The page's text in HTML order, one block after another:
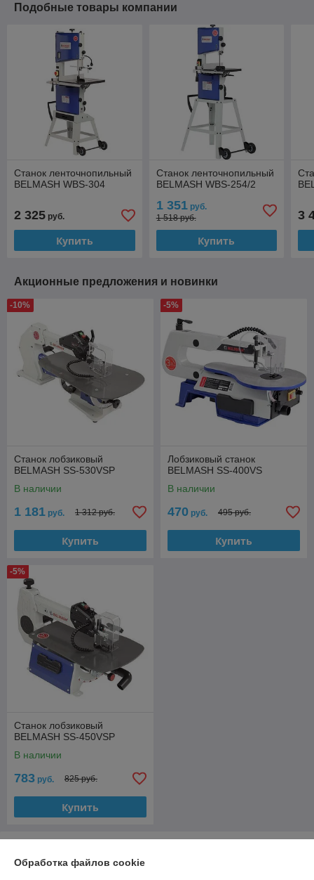
Подобные товары компании
Станок ленточнопильный
BELMASH WBS-304
2 325 руб.
Купить
Станок ленточнопильный
BELMASH WBS-254/2
1 351руб.
1 518 руб.
Купить
3
Акционные предложения и новинки
-10%
Станок лобзиковый
BELMASH SS-530VSP
В наличии
1 181 руб. 1 312 руб.
Купить
-5%
Лобзиковый станок
BELMASH SS-400VS
В наличии
470 руб. 495 руб.
Купить
-5%
Станок лобзиковый
BELMASH SS-450VSP
В наличии
783 руб. 825 руб.
Купить
Обработка файлов cookie